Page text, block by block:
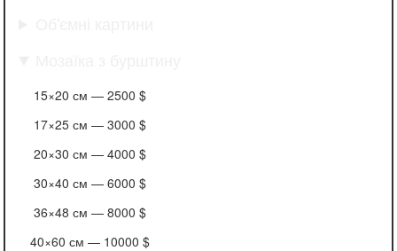
15×20 см — 2500 $
17×25 см — 3000 $
20×30 см — 4000 $
30×40 см — 6000 $
36×48 см — 8000 $
40×60 см — 10000 $